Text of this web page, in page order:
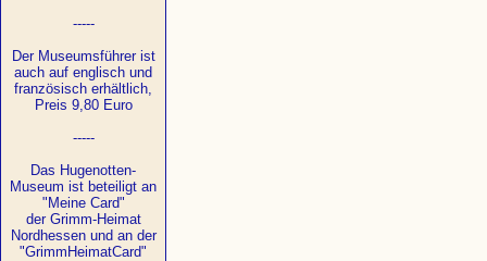
-----
Der Museumsführer ist
auch auf englisch und
französisch erhältlich,
Preis 9,80 Euro
-----
Das Hugenotten-
Museum ist beteiligt an
"Meine Card"
der Grimm-Heimat
Nordhessen und an der
"GrimmHeimatCard"